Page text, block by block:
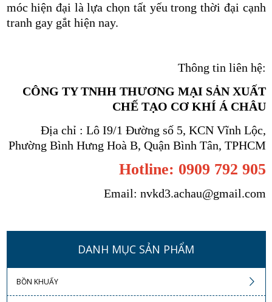
móc hiện đại là lựa chọn tất yếu trong thời đại cạnh
tranh gay gắt hiện nay.
Thông tin liên hệ:
CÔNG TY TNHH THƯƠNG MẠI SẢN XUẤT
CHẾ TẠO CƠ KHÍ Á CHÂU
Địa chỉ : Lô I9/1 Đường số 5, KCN Vĩnh Lộc,
Phường Bình Hưng Hoà B, Quận Bình Tân, TPHCM
Hotline: 0909 792 905
Email: nvkd3.achau@gmail.com
DANH MỤC SẢN PHẨM
BỒN KHUẤY